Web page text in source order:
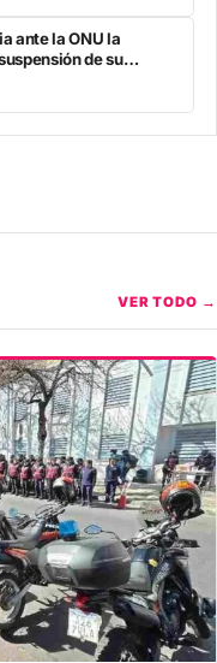
ante la ONU la
de su
VER TODO →